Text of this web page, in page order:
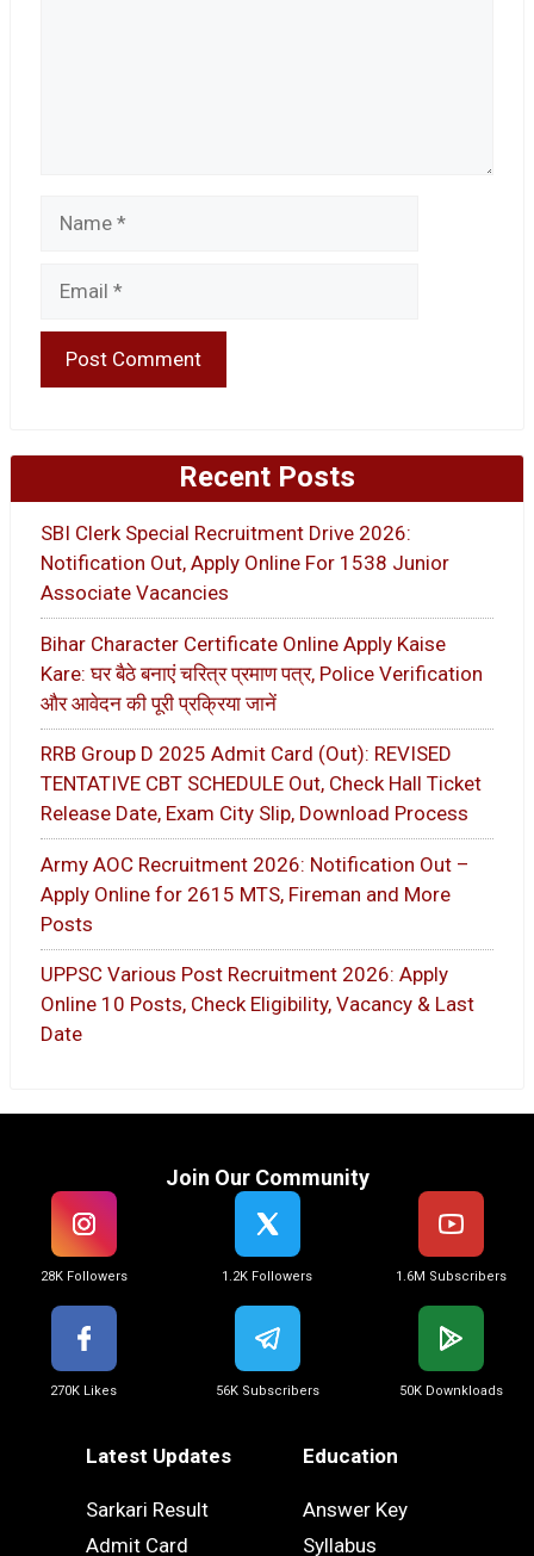
Recent Posts
SBI Clerk Special Recruitment Drive 2026:
Notification Out, Apply Online For 1538 Junior
Associate Vacancies
Bihar Character Certificate Online Apply Kaise
Kare: घर बैठे बनाएं चरित्र प्रमाण पत्र, Police Verification
और आवेदन की पूरी प्रक्रिया जानें
RRB Group D 2025 Admit Card (Out): REVISED
TENTATIVE CBT SCHEDULE Out, Check Hall Ticket
Release Date, Exam City Slip, Download Process
Army AOC Recruitment 2026: Notification Out –
Apply Online for 2615 MTS, Fireman and More
Posts
UPPSC Various Post Recruitment 2026: Apply
Online 10 Posts, Check Eligibility, Vacancy & Last
Date
Join Our Community
28K Followers 1.2K Followers 1.6M Subscribers
270K Likes 56K Subscribers 50K Downkloads
Latest Updates
Sarkari Result
Admit Card
Education
Answer Key
Syllabus